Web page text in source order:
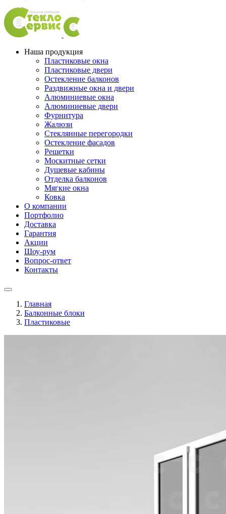
Наша продукция
Пластиковые окна
Пластиковые двери
Остекление балконов
Раздвижные окна и двери
Алюминиевые окна
Алюминиевые двери
Фурнитура
Жалюзи
Стеклянные перегородки
Остекление фасадов
Решетки
Москитные сетки
Душевые кабины
Отделка балконов
Мягкие окна
Ковка
О компании
Портфолио
Доставка
Гарантия
Акции
Шоу-рум
Вопрос-ответ
Контакты
Главная
Балконные блоки
Пластиковые